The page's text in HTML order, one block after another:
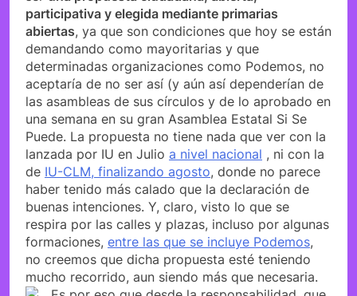
participativa y elegida mediante primarias
abiertas, ya que son condiciones que hoy se están
demandando como mayoritarias y que
determinadas organizaciones como Podemos, no
aceptaría de no ser así (y aún así dependerían de
las asambleas de sus círculos y de lo aprobado en
una semana en su gran Asamblea Estatal Si Se
Puede. La propuesta no tiene nada que ver con la
lanzada por IU en Julio a nivel nacional , ni con la
de IU-CLM, finalizando agosto, donde no parece
haber tenido más calado que la declaración de
buenas intenciones. Y, claro, visto lo que se
respira por las calles y plazas, incluso por algunas
formaciones, entre las que se incluye Podemos,
no creemos que dicha propuesta esté teniendo
mucho recorrido, aun siendo más que necesaria.